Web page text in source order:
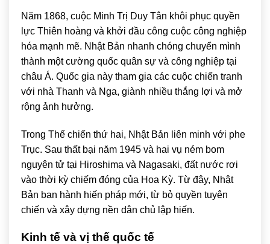
Năm 1868, cuộc Minh Trị Duy Tân khôi phục quyền
lực Thiên hoàng và khởi đầu công cuộc công nghiệp
hóa mạnh mẽ. Nhật Bản nhanh chóng chuyển mình
thành một cường quốc quân sự và công nghiệp tại
châu Á. Quốc gia này tham gia các cuộc chiến tranh
với nhà Thanh và Nga, giành nhiều thắng lợi và mở
rộng ảnh hưởng.
Trong Thế chiến thứ hai, Nhật Bản liên minh với phe
Trục. Sau thất bại năm 1945 và hai vụ ném bom
nguyên tử tại Hiroshima và Nagasaki, đất nước rơi
vào thời kỳ chiếm đóng của Hoa Kỳ. Từ đây, Nhật
Bản ban hành hiến pháp mới, từ bỏ quyền tuyên
chiến và xây dựng nền dân chủ lập hiến.
Kinh tế và vị thế quốc tế